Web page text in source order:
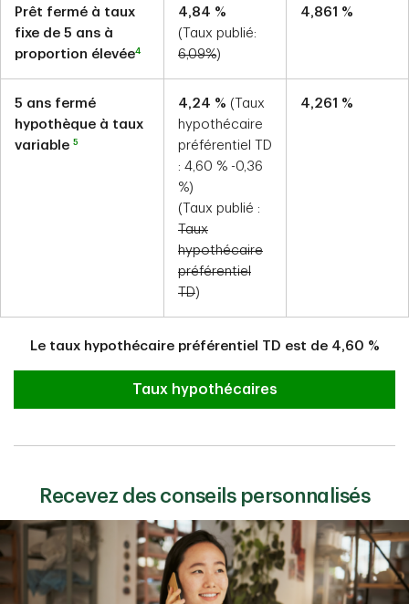
Prêt fermé à taux
fixe de 5 ans à
proportion élevée4
4,84 %
(Taux publié:
6,09%)
4,861 %
5 ans fermé
hypothèque à taux
variable 5
4,24 % (Taux
hypothécaire
préférentiel TD
: 4,60 % -0,36
%)
(Taux publié :
Taux
hypothécaire
préférentiel
TD)
4,261 %
Le taux hypothécaire préférentiel TD est de 4,60 %
Taux hypothécaires
Recevez des conseils personnalisés